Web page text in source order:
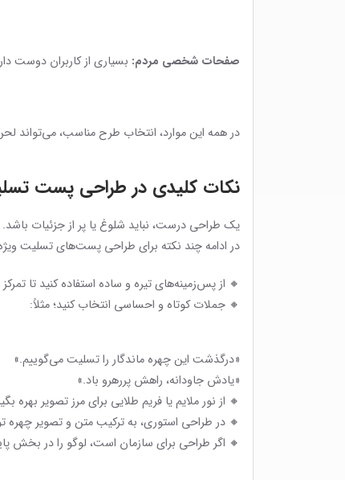
صفحات شخصی مردم: بسیاری از کاربران دوست
در همه این موارد، انتخاب طرح مناسب، می‌تواند لحن
نکات کلیدی در طراحی پست
یک طراحی درست، نباید شلوغ یا پر از جزئیات
در ادامه چند نکته برای طراحی پست‌های تسلیت
🔸 از پس‌زمینه‌های تیره و ساده استفاده کنید تا
🔸 جملات کوتاه و احساسی انتخاب کنید؛ مثلاً:
«درگذشت این چهره ماندگار را تسلیت می‌گوییم.»
«یادش جاودانه، راهش پررهرو باد.»
🔸 از نور ملایم یا فریم طلایی برای مرز تصویر بهره
🔸 در طراحی استوری، به ترکیب متن و تصویر چهره
🔸 اگر طراحی برای سازمان است، لوگو را در بخش